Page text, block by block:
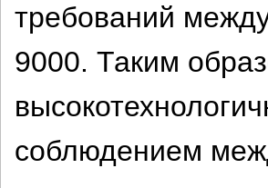
требований
9000. Таким
соблюдением